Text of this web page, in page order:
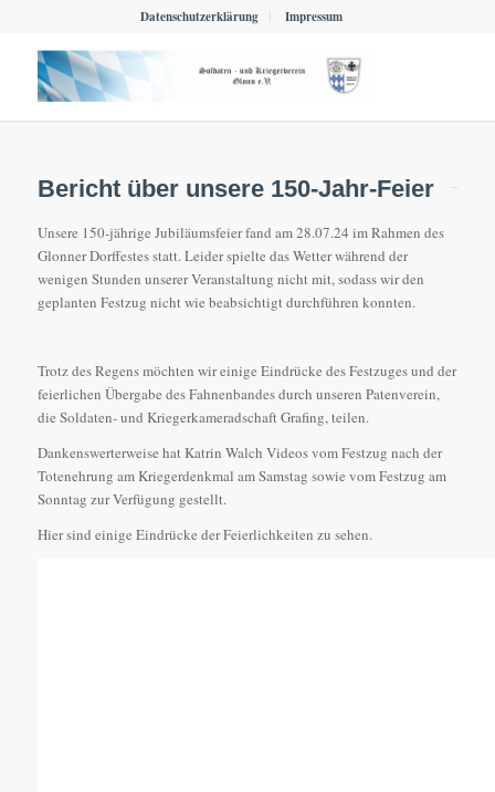
Datenschutzerklärung Impressum
Bericht über unsere 150-Jahr-Feier
Unsere 150-jährige Jubiläumsfeier fand am 28.07.24 im Rahmen des
Glonner Dorffestes statt. Leider spielte das Wetter während der
wenigen Stunden unserer Veranstaltung nicht mit, sodass wir den
geplanten Festzug nicht wie beabsichtigt durchführen konnten.
Trotz des Regens möchten wir einige Eindrücke des Festzuges und der
feierlichen Übergabe des Fahnenbandes durch unseren Patenverein,
die Soldaten- und Kriegerkameradschaft Grafing, teilen.
Dankenswerterweise hat Katrin Walch Videos vom Festzug nach der
Totenehrung am Kriegerdenkmal am Samstag sowie vom Festzug am
Sonntag zur Verfügung gestellt.
Hier sind einige Eindrücke der Feierlichkeiten zu sehen.